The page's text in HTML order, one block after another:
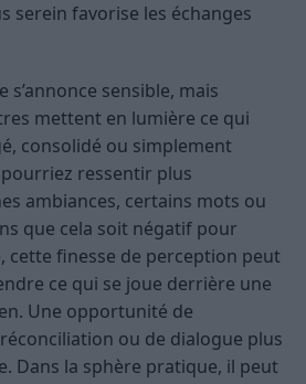
serein favorise les échanges
s’annonce sensible, mais
mettent en lumière ce qui
consolidé ou simplement
ressentir plus
ambiances, certains mots ou
que cela soit négatif pour
cette finesse de perception peut
ce qui se joue derrière une
Une opportunité de
ou de dialogue plus
Dans la sphère pratique, il peut